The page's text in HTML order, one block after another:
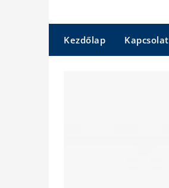
Kezdőlap Kapcsolat